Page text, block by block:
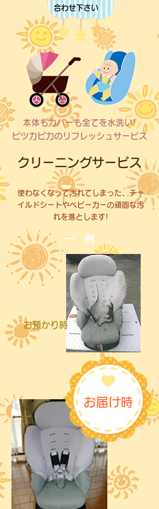
合わせ下さい
本体もカバーも全てを水洗い!
ピツ力ピ力のリフレッシュサービス
クリーニングサービス
使わなくなって汚れてしまった、チャ
イルドシートやベビーカーの頑固な汚
れを落とします!
一 例
お預かり時
お届け時